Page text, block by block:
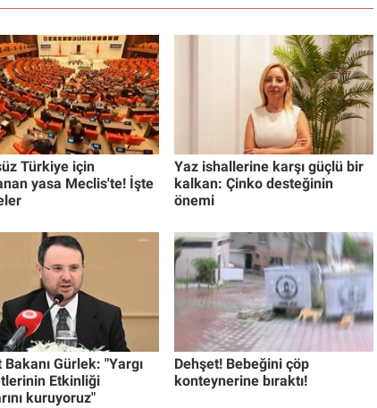
Türkiye için
yasa Meclis'te! İşte
Yaz ishallerine karşı güçlü bir
kalkan: Çinko desteğinin
önemi
Gürlek: "Yargı
Etkinliği
kuruyoruz"
Dehşet! Bebeğini çöp
konteynerine bıraktı!